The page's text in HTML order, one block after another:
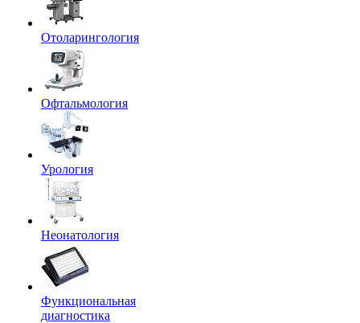
Отоларингология
Офтальмология
Урология
Неонатология
Функциональная
диагностика